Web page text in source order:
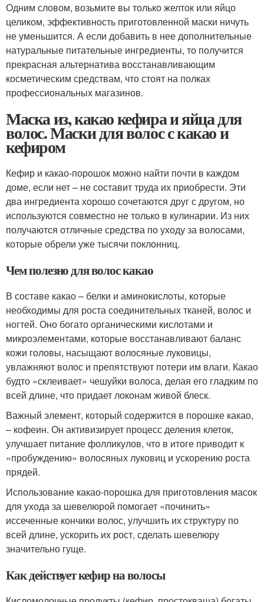
Одним словом, возьмите вы только желток или яйцо
целиком, эффективность приготовленной маски ничуть
не уменьшится. А если добавить в нее дополнительные
натуральные питательные ингредиенты, то получится
прекрасная альтернатива восстанавливающим
косметическим средствам, что стоят на полках
профессиональных магазинов.
Маска из, какао кефира и яйца для
волос. Маски для волос с какао и
кефиром
Кефир и какао-порошок можно найти почти в каждом
доме, если нет – не составит труда их приобрести. Эти
два ингредиента хорошо сочетаются друг с другом, но
используются совместно не только в кулинарии. Из них
получаются отличные средства по уходу за волосами,
которые обрели уже тысячи поклонниц.
Чем полезно для волос какао
В составе какао – белки и аминокислоты, которые
необходимы для роста соединительных тканей, волос и
ногтей. Оно богато органическими кислотами и
микроэлементами, которые восстанавливают баланс
кожи головы, насыщают волосяные луковицы,
увлажняют волос и препятствуют потери им влаги. Какао
будто «склеивает» чешуйки волоса, делая его гладким по
всей длине, что придает локонам живой блеск.
Важный элемент, который содержится в порошке какао,
– кофеин. Он активизирует процесс деления клеток,
улучшает питание фолликулов, что в итоге приводит к
«пробуждению» волосяных луковиц и ускорению роста
прядей.
Использование какао-порошка для приготовления масок
для ухода за шевелюрой помогает «починить»
иссеченные кончики волос, улучшить их структуру по
всей длине, ускорить их рост, сделать шевелюру
значительно гуще.
Как действует кефир на волосы